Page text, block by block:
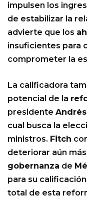
impulsen los
de estabilizar la
advierte que los
insuficientes para
comprometer la
La calificadora
potencial de la
presidente
cual busca la
ministros. Fitch
deteriorar aún
gobernanza de
para su
total de esta